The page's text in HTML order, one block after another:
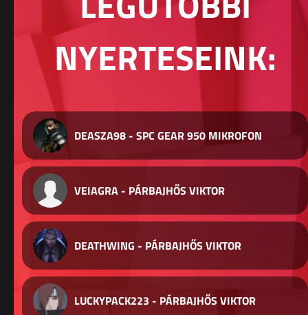
NYERTESEINK:
DEASZA98 - SPC GEAR 950 MIKROFON
VEIAGRA - PÁRBAJHŐS VIKTOR
DEATHWING - PÁRBAJHŐS VIKTOR
LUCKYPACK223 - PÁRBAJHŐS VIKTOR